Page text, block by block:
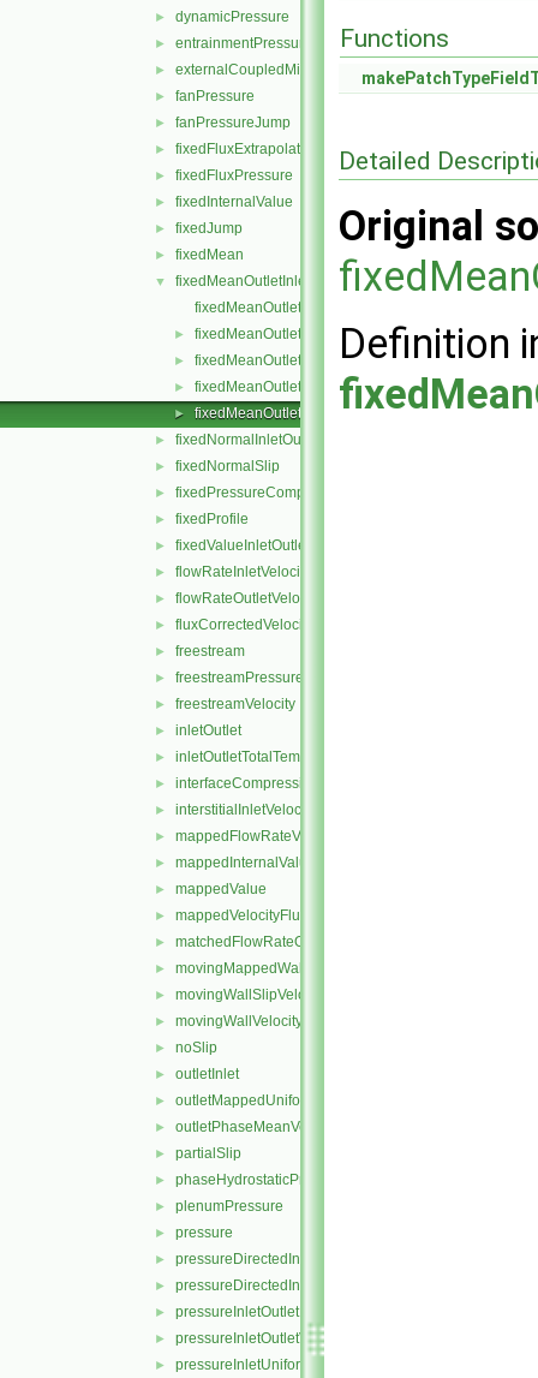
► dynamicPressure
► entrainmentPressure
► externalCoupledMixed
► fanPressure
► fanPressureJump
► fixedFluxExtrapolatedPressure
► fixedFluxPressure
► fixedInternalValue
► fixedJump
► fixedMean
▼
fixedMeanOutletInlet
fixedMeanOutletInletFvPatchField.C
► fixedMeanOutletInletFvPatchField.H
► fixedMeanOutletInletFvPatchFields.C
► fixedMeanOutletInletFvPatchFields.H
► fixedMeanOutletInletFvPatchFieldsFwd.H
► fixedNormalInletOutletVelocity
► fixedNormalSlip
► fixedPressureCompressibleDensity
► fixedProfile
► fixedValueInletOutlet
► flowRateInletVelocity
► flowRateOutletVelocity
► fluxCorrectedVelocity
► freestream
► freestreamPressure
► freestreamVelocity
► inletOutlet
► inletOutletTotalTemperature
► interfaceCompression
► interstitialInletVelocity
► mappedFlowRateVelocity
► mappedInternalValue
► mappedValue
► mappedVelocityFlux
► matchedFlowRateOutletVelocity
► movingMappedWallVelocity
► movingWallSlipVelocity
► movingWallVelocity
► noSlip
► outletInlet
► outletMappedUniformInlet
► outletPhaseMeanVelocity
► partialSlip
► phaseHydrostaticPressure
► plenumPressure
► pressure
► pressureDirectedInletOutletVelocity
► pressureDirectedInletVelocity
► pressureInletOutletParSlipVelocity
► pressureInletOutletVelocity
► pressureInletUniformVelocity
Functions
Detailed
Original
Definition